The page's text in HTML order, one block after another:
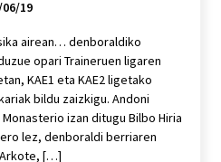
19
airean… denboraldiko
opari Traineruen ligaren
KAE1 eta KAE2 ligetako
bildu zaizkigu. Andoni
izan ditugu Bilbo Hiria
lez, denboraldi berriaren
[…]